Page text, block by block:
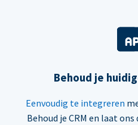
Behoud je
Eenvoudig te integreren
Behoud je CRM en laat